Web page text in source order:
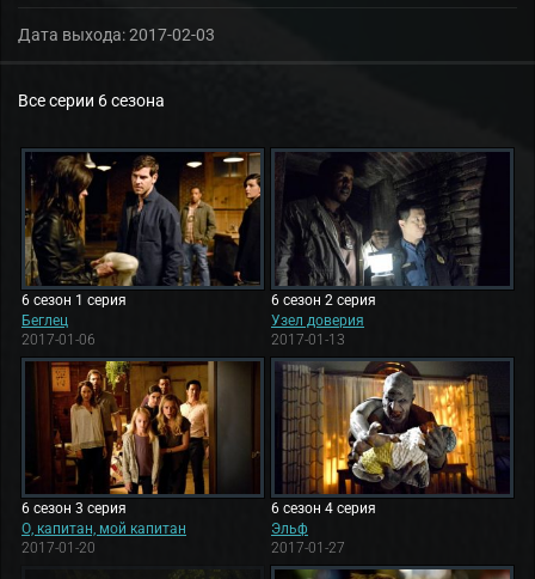
Дата выхода:2017-02-03
Все серии 6 сезона
6 сезон 1 серия
Беглец
2017-01-06
6 сезон 2 серия
Узел доверия
2017-01-13
6 сезон 3 серия
О, капитан, мой капитан
2017-01-20
6 сезон 4 серия
Эльф
2017-01-27